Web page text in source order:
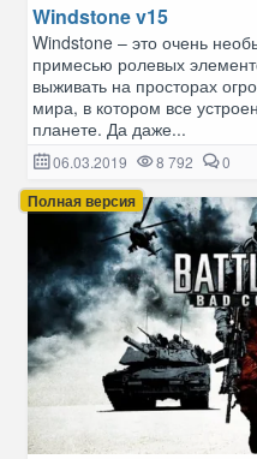
Windstone v15
Windstone – это очень
примесью ролевых
выживать на просторах
мира, в котором все
планете. Да даже...
06.03.2019 8 792 0
Полная версия